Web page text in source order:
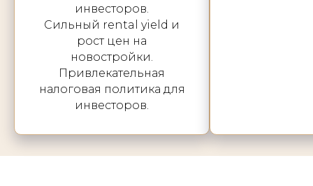
инвесторов.
Cильный rental yield и
рост цен на
новостройки.
Привлекательная
налоговая политика для
инвесторов.